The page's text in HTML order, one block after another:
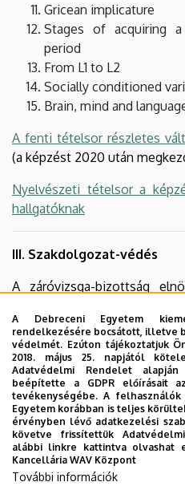
Gricean implicature
Stages of acquiring
period
From L1 to L2
Socially conditioned
Brain, mind and
A fenti tételsor részletes
(a képzést 2020 után
Nyelvészeti tételsor a
hallgatóknak
III. Szakdolgozat-védés
A záróvizsga-bizottság
hogy a bizottság
valóban a jelölt
tájékozott a szakdolgozat
vizsgázónak PowerPoint
Szakdolgozat
Záróvizsga
A Debreceni Egyetem
rendelkezésére bocsátott, illetve
védelmét. Ezúton tájékoztatjuk
2018. május 25. napjától
Adatvédelmi Rendelet
beépítette a GDPR előírásait
tevékenységébe. A
Egyetem korábban is teljes
érvényben lévő adatkezelési
követve frissítettük
alábbi linkre kattintva olvashat
Kancellária WAV Központ
További információk